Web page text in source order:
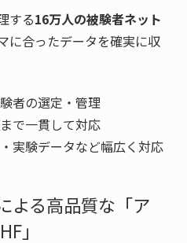
する16万人の被験者ネット
に合ったデータを確実に収
者の選定・管理
で一貫して対応
実験データなど幅広く対応
よる高品質な「ア
」